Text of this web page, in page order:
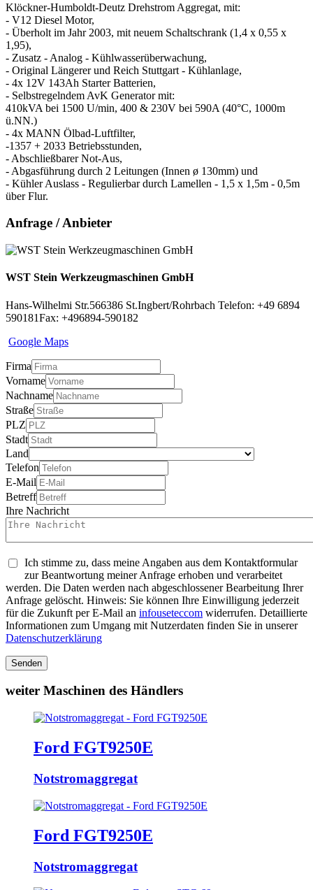
Klöckner-Humboldt-Deutz Drehstrom Aggregat, mit:
- V12 Diesel Motor,
- Überholt im Jahr 2003, mit neuem Schaltschrank (1,4 x 0,55 x
1,95),
- Zusatz - Analog - Kühlwasserüberwachung,
- Original Längerer und Reich Stuttgart - Kühlanlage,
- 4x 12V 143Ah Starter Batterien,
- Selbstregelndem AvK Generator mit:
410kVA bei 1500 U/min, 400 & 230V bei 590A (40°C, 1000m
ü.NN.)
- 4x MANN Ölbad-Luftfilter,
-1357 + 2033 Betriebsstunden,
- Abschließbarer Not-Aus,
- Abgasführung durch 2 Leitungen (Innen ø 130mm) und
- Kühler Auslass - Regulierbar durch Lamellen - 1,5 x 1,5m - 0,5m
über Flur.
Anfrage / Anbieter
WST Stein Werkzeugmaschinen GmbH
Hans-Wilhelmi Str.566386 St.Ingbert/Rohrbach Telefon: +49 6894
590181Fax: +496894-590182
Google Maps
Firma
Vorname
Nachname
Straße
PLZ
Stadt
Land
Telefon
E-Mail
Betreff
Ihre Nachricht
Ich stimme zu, dass meine Angaben aus dem Kontaktformular
zur Beantwortung meiner Anfrage erhoben und verarbeitet
werden. Die Daten werden nach abgeschlossener Bearbeitung Ihrer
Anfrage gelöscht. Hinweis: Sie können Ihre Einwilligung jederzeit
für die Zukunft per E-Mail an infouseteccom widerrufen. Detaillierte
Informationen zum Umgang mit Nutzerdaten finden Sie in unserer
Datenschutzerklärung
Senden
weiter Maschinen des Händlers
Ford FGT9250E
Notstromaggregat
Ford FGT9250E
Notstromaggregat